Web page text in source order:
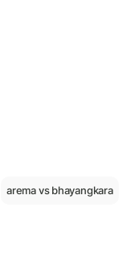
arema vs bhayangkara